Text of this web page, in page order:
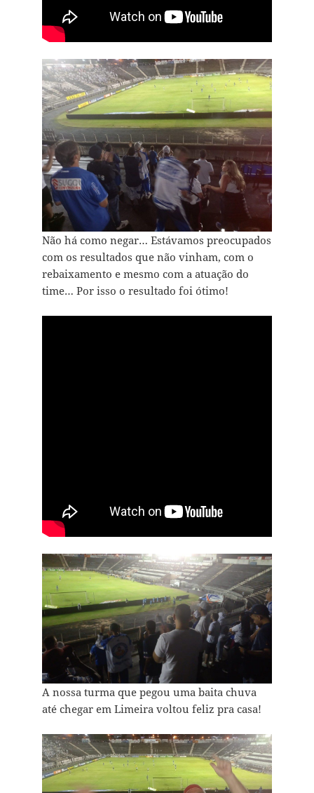
Não há como negar… Estávamos preocupados
com os resultados que não vinham, com o
rebaixamento e mesmo com a atuação do
time… Por isso o resultado foi ótimo!
A nossa turma que pegou uma baita chuva
até chegar em Limeira voltou feliz pra casa!